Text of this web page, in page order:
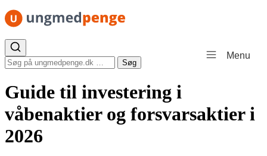
Spring til indhold
Menu
Søg efter: Søg
Guide til investering i
våbenaktier og forsvarsaktier i
2026